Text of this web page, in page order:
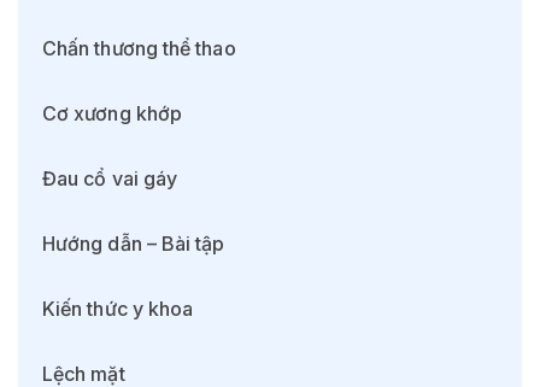
Chấn thương thể thao
Cơ xương khớp
Đau cổ vai gáy
Hướng dẫn – Bài tập
Kiến thức y khoa
Lệch mặt